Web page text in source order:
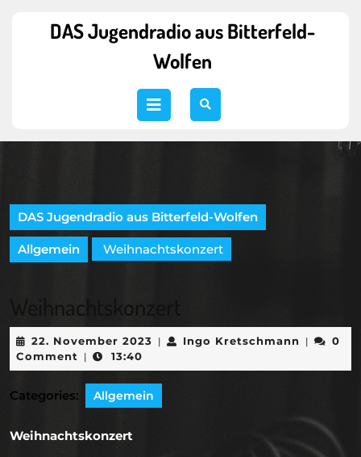
DAS Jugendradio aus Bitterfeld-
Wolfen
Open
Button
DAS Jugendradio aus Bitterfeld-Wolfen
Allgemein Weihnachtskonzert
Weihnachtskonzert
22. November 2023 22.
2023
| Ingo Kretschmann Ingo
|
0
Comment
| 13:40
Categories: Allgemein
Weihnachtskonzert